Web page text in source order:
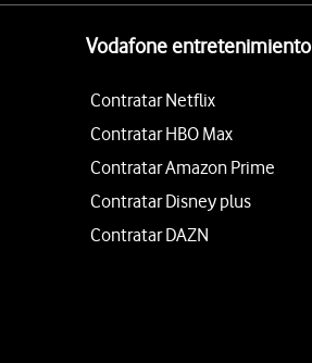
Vodafone entretenimiento
Contratar Netflix
Contratar HBO Max
Contratar Amazon Prime
Contratar Disney plus
Contratar DAZN